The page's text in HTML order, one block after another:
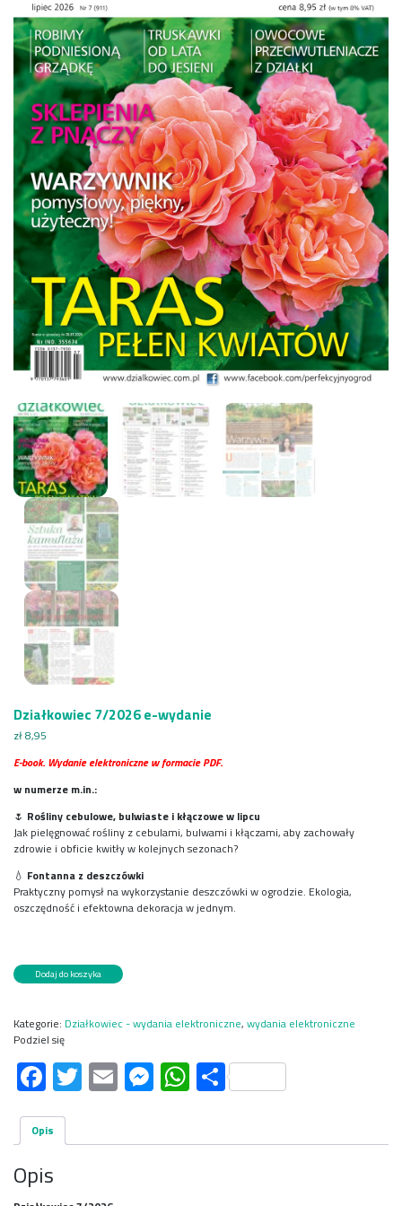
Działkowiec 7/2026 e-wydanie
zł8,95
E-book. Wydanie elektroniczne w formacie PDF.
w numerze m.in.:
🌷 Rośliny cebulowe, bulwiaste i kłączowe w lipcu
Jak pielęgnować rośliny z cebulami, bulwami i kłączami, aby zachowały
zdrowie i obficie kwitły w kolejnych sezonach?
💧 Fontanna z deszczówki
Praktyczny pomysł na wykorzystanie deszczówki w ogrodzie. Ekologia,
oszczędność i efektowna dekoracja w jednym.
ilość
Działkowiec
e-
wydanie
Dodaj do koszyka
Kategorie: Działkowiec - wydania elektroniczne, wydania elektroniczne
Podziel się
Facebook
Twitter
EmailMessenger
WhatsApp
Share
Opis
Opis